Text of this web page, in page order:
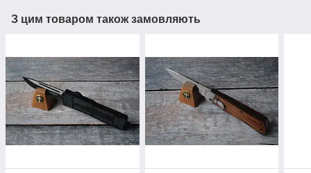
З цим товаром також замовляють